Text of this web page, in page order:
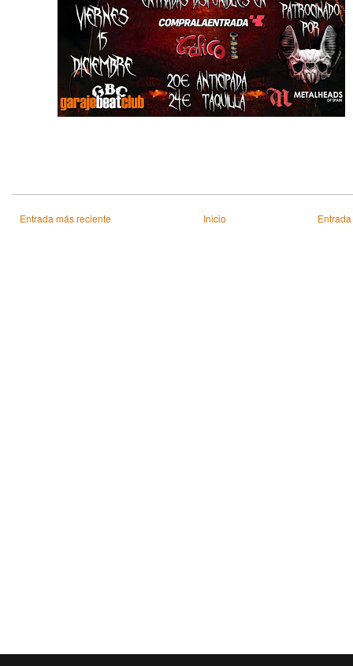
Entrada más reciente Inicio